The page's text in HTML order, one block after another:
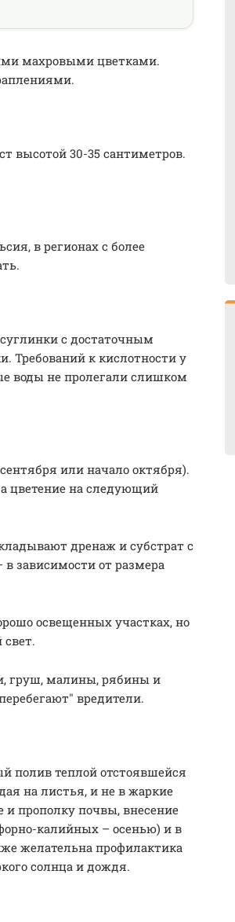
махровыми цветками.
высотой 30-35 сантиметров.
в регионах с более
с достаточным
Требований к кислотности у
воды не пролегали слишком
или начало октября).
цветение на следующий
дренаж и субстрат с
зависимости от размера
освещенных участках, но
груш, малины, рябины и
вредители.
полив теплой отстоявшейся
на листья, и не в жаркие
прополку почвы, внесение
калийных – осенью) и в
желательна профилактика
солнца и дождя.